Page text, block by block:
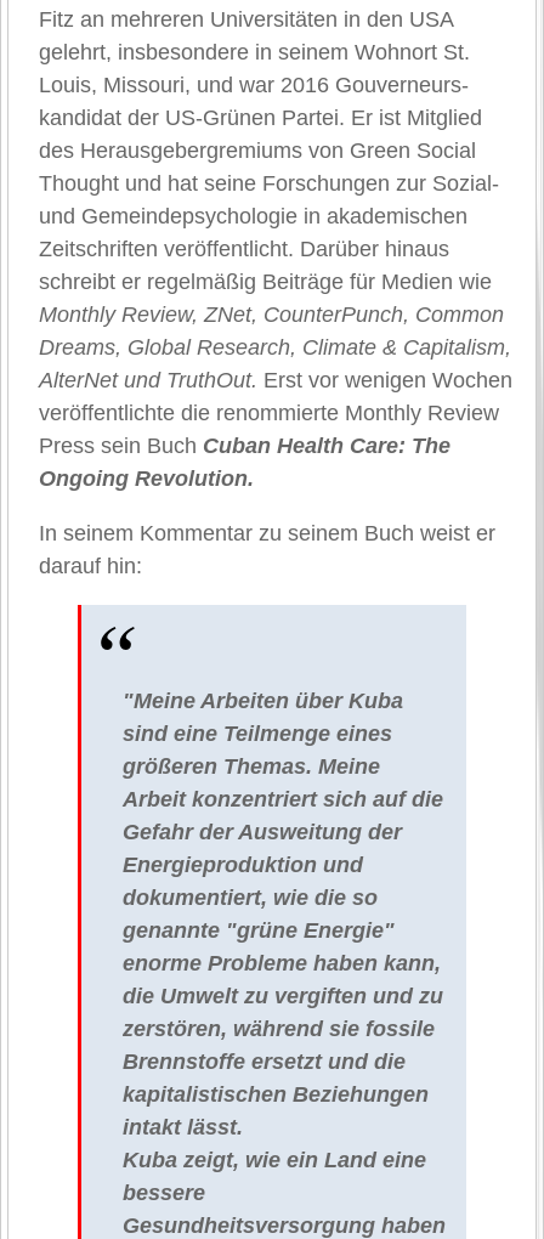
Fitz an mehreren Universitäten in den USA
gelehrt, insbesondere in seinem Wohnort St.
Louis, Missouri, und war 2016 Gouverneurs-
kandidat der US-Grünen Partei. Er ist Mitglied
des Herausgebergremiums von Green Social
Thought und hat seine Forschungen zur Sozial-
und Gemeindepsychologie in akademischen
Zeitschriften veröffentlicht. Darüber hinaus
schreibt er regelmäßig Beiträge für Medien wie
Monthly Review, ZNet, CounterPunch, Common
Dreams, Global Research, Climate & Capitalism,
AlterNet und TruthOut. Erst vor wenigen Wochen
veröffentlichte die renommierte Monthly Review
Press sein Buch Cuban Health Care: The
Ongoing Revolution.
In seinem Kommentar zu seinem Buch weist er
darauf hin:
"Meine Arbeiten über Kuba
sind eine Teilmenge eines
größeren Themas. Meine
Arbeit konzentriert sich auf die
Gefahr der Ausweitung der
Energieproduktion und
dokumentiert, wie die so
genannte "grüne Energie"
enorme Probleme haben kann,
die Umwelt zu vergiften und zu
zerstören, während sie fossile
Brennstoffe ersetzt und die
kapitalistischen Beziehungen
intakt lässt.
Kuba zeigt, wie ein Land eine
bessere
Gesundheitsversorgung haben